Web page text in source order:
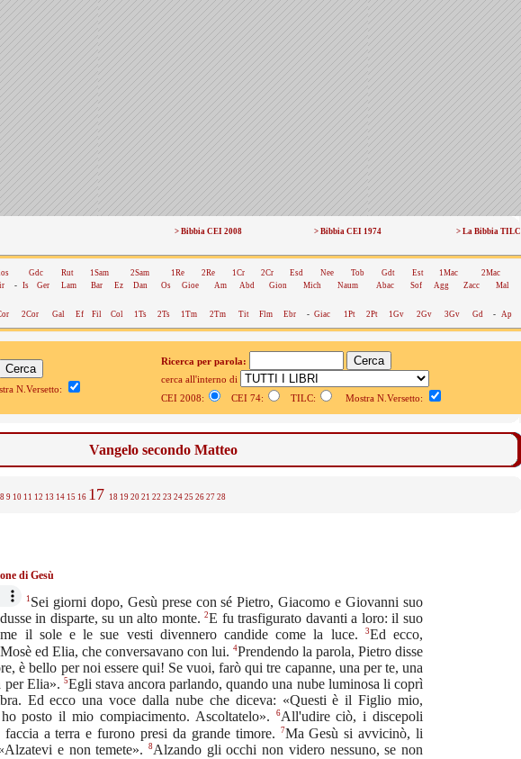
> Bibbia CEI 2008 > Bibbia CEI 1974 > La Bibbia TILC
Gdc Rut 1Sam 2Sam 1Re 2Re 1Cr 2Cr Esd Nee Tob Gdt Est 1Mac
2Mac
- Is Ger Lam Bar Ez Dan Os Gioe Am Abd Gion Mich Naum Abac Sof Agg Zacc Mal
2Cor Gal Ef Fil Col 1Ts 2Ts 1Tm 2Tm Tit Flm Ebr - Giac 1Pt 2Pt 1Gv 2Gv 3Gv Gd - Ap
N.Versetto:
Ricerca per parola:
cerca all'interno di
CEI 2008:
CEI 74: TILC: Mostra N.Versetto:
Vangelo secondo Matteo
8 9 10 11 12 13 14 15 16 17 18 19 20 21 22 23 24 25 26 27 28
di Gesù
1 Sei giorni dopo, Gesù prese con sé Pietro, Giacomo e Giovanni suo
in disparte, su un alto monte.2E fu trasfigurato davanti a loro: il suo
il sole e le sue vesti divennero candide come la luce.
3Ed ecco,
ed Elia, che conversavano con lui. 4Prendendo la parola, Pietro disse
è bello per noi essere qui! Se vuoi, farò qui tre capanne, una per te, una
per Elia». 5Egli stava ancora parlando, quando una nube luminosa li coprì
Ed ecco una voce dalla nube che diceva: «Questi è il Figlio mio,
posto il mio compiacimento. Ascoltatelo».
6All'udire ciò, i discepoli
faccia a terra e furono presi da grande timore.
7Ma Gesù si avvicinò, li
e non temete».
8 Alzando gli occhi non videro nessuno, se non